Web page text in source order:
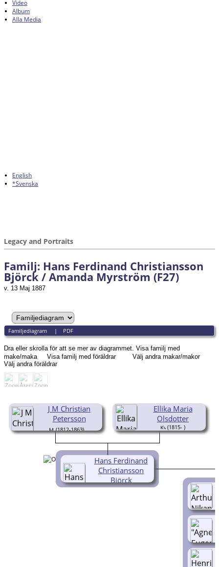
Video
Album
Alla Media
English
*Svenska
Legacy and Portraits
Familj: Hans Ferdinand Christiansson
Björck / Amanda Myrström (F27)
v. 13 Maj 1887
Familjediagram | PDF
Dra eller skrolla för att se mer av diagrammet. Visa familj med
make/maka
Visa familj med föräldrar
Välj andra makar/makor
Välj andra föräldrar
J M Christian
Petersson
(1812-1863)
Ellika Maria
Olsdotter
(1815- )
Hans Ferdinand
Christiansson
Björck